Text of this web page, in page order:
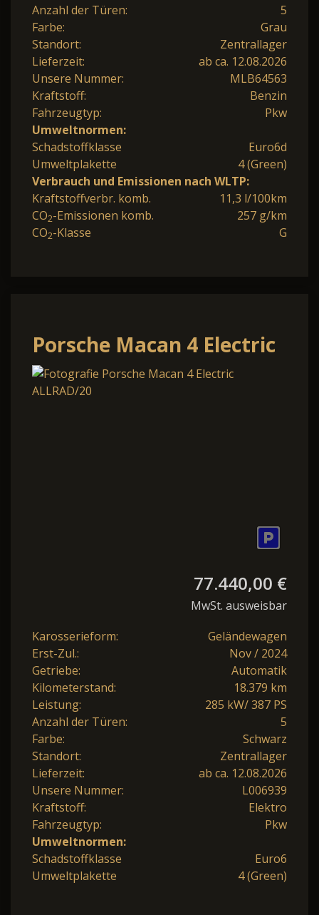
Anzahl der Türen:
5
Farbe:
Grau
Standort:
Zentrallager
Lieferzeit:
ab ca. 12.08.2026
Unsere Nummer:
MLB64563
Kraftstoff:
Benzin
Fahrzeugtyp:
Pkw
Umweltnormen:
Schadstoffklasse
Euro6d
Umweltplakette
4 (Green)
Verbrauch und Emissionen nach WLTP:
Kraftstoffverbr. komb.
11,3 l/100km
CO2-Emissionen komb.
257 g/km
CO2-Klasse G
Porsche Macan 4 Electric
ALLRAD/20"/MEM/ACC/KAM
77.440,00 €
MwSt. ausweisbar
Karosserieform:
Geländewagen
Erst-Zul.:
Nov / 2024
Getriebe:
Automatik
Kilometerstand:
18.379 km
Leistung:
285 kW/ 387 PS
Anzahl der Türen:
5
Farbe:
Schwarz
Standort:
Zentrallager
Lieferzeit:
ab ca. 12.08.2026
Unsere Nummer:
L006939
Kraftstoff:
Elektro
Fahrzeugtyp:
Pkw
Umweltnormen:
Schadstoffklasse
Euro6
Umweltplakette
4 (Green)